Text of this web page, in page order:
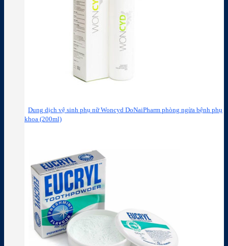
Dung dịch vệ sinh phụ nữ Woncyd DoNaiPharm phòng ngừa bệnh phụ
khoa (200ml)